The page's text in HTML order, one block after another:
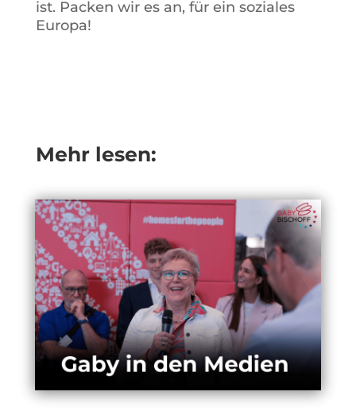
ist. Packen wir es an, für ein soziales
Europa!
Mehr lesen: